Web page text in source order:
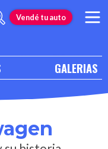
Vendé tu auto
GALERIAS